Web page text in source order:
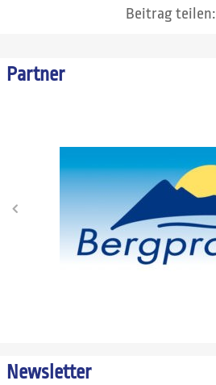
Beitrag teilen:
Partner
Newsletter